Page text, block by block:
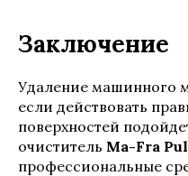
Заключение
Удаление машинного
если действовать
поверхностей
очиститель Ma-Fra
профессиональные